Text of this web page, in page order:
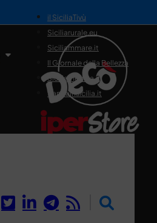
il SiciliaTivù
Siciliarurale.eu
Siciliammare.it
Il Giornale della Bellezza
Siciliamedica.it
Sanitainsicilia.it